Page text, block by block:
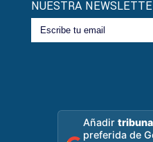
NUESTRA
Añadir
preferida de